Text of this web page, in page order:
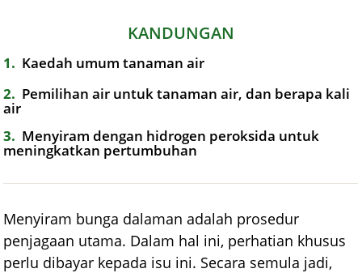
KANDUNGAN
1
Kaedah umum tanaman air
2
Pemilihan air untuk tanaman air, dan berapa kali
air
3
Menyiram dengan hidrogen peroksida untuk
meningkatkan pertumbuhan
Menyiram bunga dalaman adalah prosedur
penjagaan utama. Dalam hal ini, perhatian khusus
perlu dibayar kepada isu ini. Secara semula jadi,